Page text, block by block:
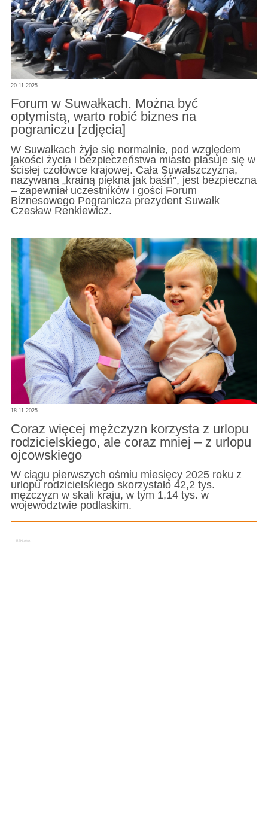
20.11.2025
Forum w Suwałkach. Można być
optymistą, warto robić biznes na
pograniczu [zdjęcia]
W Suwałkach żyje się normalnie, pod względem
jakości życia i bezpieczeństwa miasto plasuje się w
ścisłej czołówce krajowej. Cała Suwalszczyzna,
nazywana „krainą piękna jak baśń”, jest bezpieczna
– zapewniał uczestników i gości Forum
Biznesowego Pogranicza prezydent Suwałk
Czesław Renkiewicz.
18.11.2025
Coraz więcej mężczyzn korzysta z urlopu
rodzicielskiego, ale coraz mniej – z urlopu
ojcowskiego
W ciągu pierwszych ośmiu miesięcy 2025 roku z
urlopu rodzicielskiego skorzystało 42,2 tys.
mężczyzn w skali kraju, w tym 1,14 tys. w
województwie podlaskim.